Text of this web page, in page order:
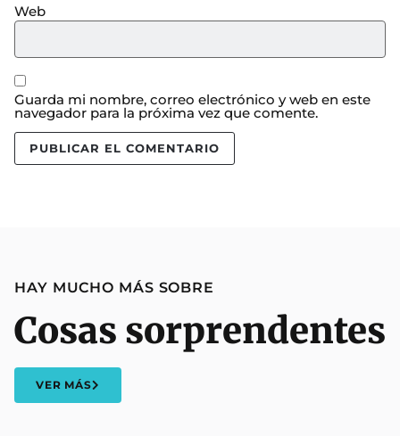
Web
Guarda mi nombre, correo electrónico y web en este
navegador para la próxima vez que comente.
HAY MUCHO MÁS SOBRE
Cosas sorprendentes
VER MÁS